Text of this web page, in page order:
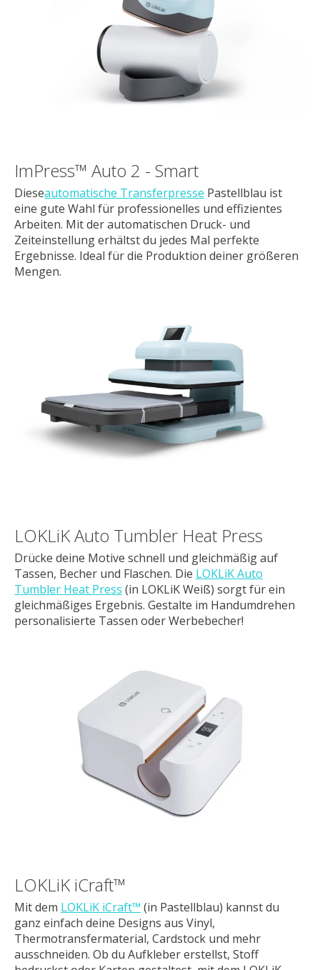
ImPress™ Auto 2 - Smart
Dieseautomatische Transferpresse Pastellblau ist
eine gute Wahl für professionelles und effizientes
Arbeiten. Mit der automatischen Druck- und
Zeiteinstellung erhältst du jedes Mal perfekte
Ergebnisse. Ideal für die Produktion deiner größeren
Mengen.
LOKLiK Auto Tumbler Heat Press
Drücke deine Motive schnell und gleichmäßig auf
Tassen, Becher und Flaschen. Die LOKLiK Auto
Tumbler Heat Press (in LOKLiK Weiß) sorgt für ein
gleichmäßiges Ergebnis. Gestalte im Handumdrehen
personalisierte Tassen oder Werbebecher!
LOKLiK iCraft™
Mit dem LOKLiK iCraft™ (in Pastellblau) kannst du
ganz einfach deine Designs aus Vinyl,
Thermotransfermaterial, Cardstock und mehr
ausschneiden. Ob du Aufkleber erstellst, Stoff